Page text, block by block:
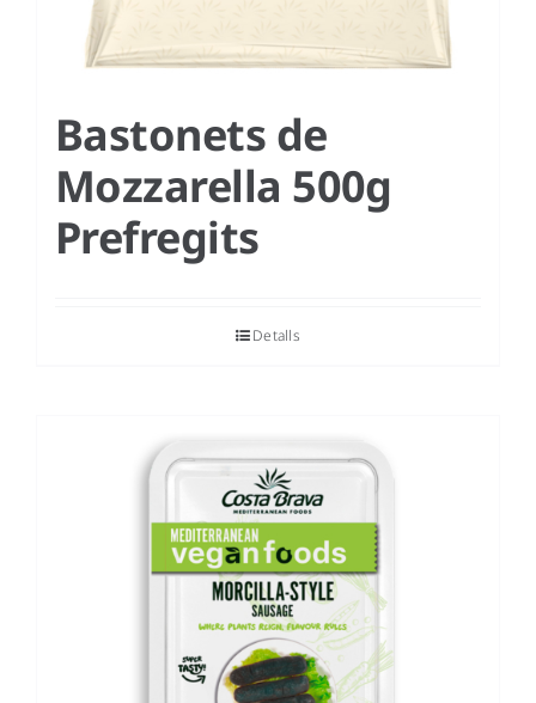
Bastonets de
Mozzarella 500g
Prefregits
Detalls